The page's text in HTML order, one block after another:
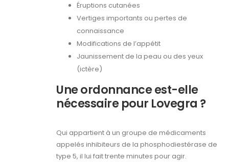
Éruptions cutanées
Vertiges importants ou pertes de
connaissance
Modifications de l’appétit
Jaunissement de la peau ou des yeux
(ictère)
Une ordonnance est-elle
nécessaire pour Lovegra ?
Qui appartient à un groupe de médicaments
appelés inhibiteurs de la phosphodiestérase de
type 5, il lui fait trente minutes pour agir.